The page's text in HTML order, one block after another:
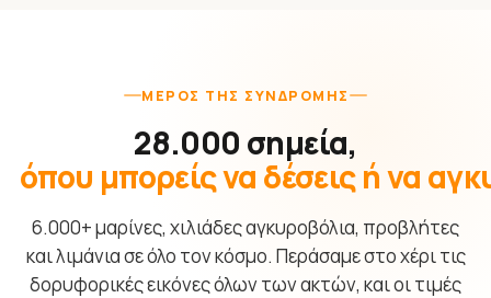
ΜΈΡΟΣ ΤΗΣ ΣΥΝΔΡΟΜΉΣ
28.000 σημεία,
όπου μπορείς να δέσεις ή να
6.000+ μαρίνες, χιλιάδες αγκυροβόλια, προβλήτες
και λιμάνια σε όλο τον κόσμο. Περάσαμε στο χέρι τις
δορυφορικές εικόνες όλων των ακτών, και οι τιμές